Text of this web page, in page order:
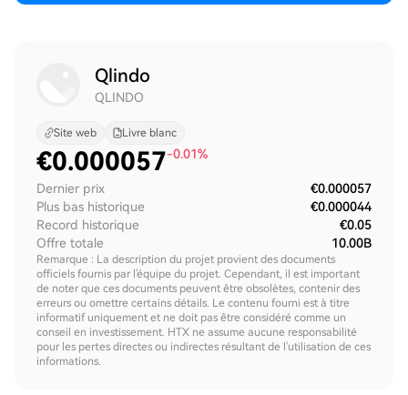
Qlindo
QLINDO
Site web Livre blanc
€0.000057-0.01%
Dernier prix
€0.000057
Plus bas historique
€0.000044
Record historique
€0.05
Offre totale
10.00B
Remarque : La description du projet provient des documents
officiels fournis par l'équipe du projet. Cependant, il est important
de noter que ces documents peuvent être obsolètes, contenir des
erreurs ou omettre certains détails. Le contenu fourni est à titre
informatif uniquement et ne doit pas être considéré comme un
conseil en investissement. HTX ne assume aucune responsabilité
pour les pertes directes ou indirectes résultant de l'utilisation de ces
informations.